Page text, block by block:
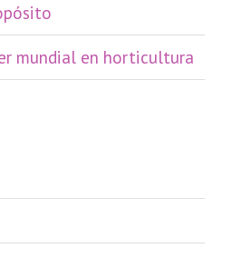
mundial en horticultura